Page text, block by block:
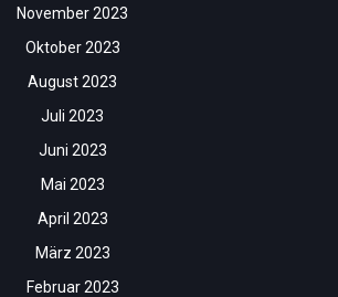
November 2023
Oktober 2023
August 2023
Juli 2023
Juni 2023
Mai 2023
April 2023
März 2023
Februar 2023